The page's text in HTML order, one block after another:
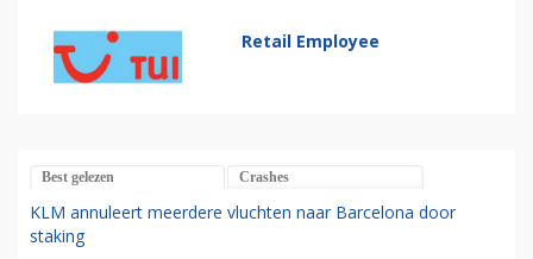
Retail Employee
Best gelezen Crashes
KLM annuleert meerdere vluchten naar Barcelona door
staking